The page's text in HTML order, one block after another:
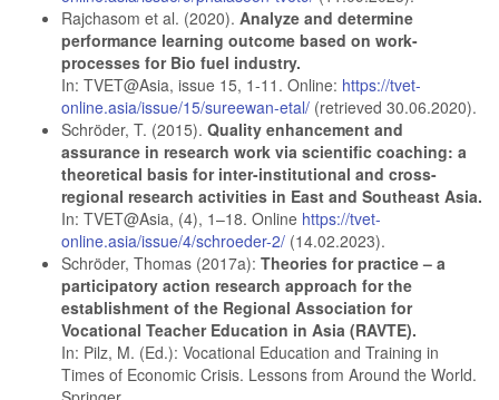
Rajchasom et al. (2020). Analyze and determine
performance learning outcome based on work-
processes for Bio fuel industry.
In: TVET@Asia, issue 15, 1-11. Online: https://tvet-
online.asia/issue/15/sureewan-etal/ (retrieved 30.06.2020).
Schröder, T. (2015). Quality enhancement and
assurance in research work via scientific coaching: a
theoretical basis for inter-institutional and cross-
regional research activities in East and Southeast Asia.
In: TVET@Asia, (4), 1–18. Online https://tvet-
online.asia/issue/4/schroeder-2/ (14.02.2023).
Schröder, Thomas (2017a): Theories for practice – a
participatory action research approach for the
establishment of the Regional Association for
Vocational Teacher Education in Asia (RAVTE).
In: Pilz, M. (Ed.): Vocational Education and Training in
Times of Economic Crisis. Lessons from Around the World.